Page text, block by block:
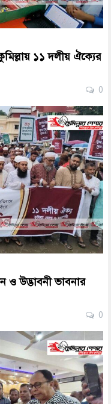
১১ দলীয় ঐক্যের
0
ও উদ্ভাবনী ভাবনার
0